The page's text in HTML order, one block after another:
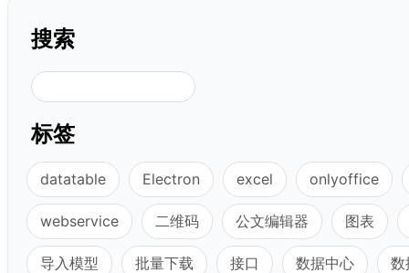
搜索
搜索
标签
datatable Electron excel onlyoffice
webservice 二维码 公文编辑器 图表
导入模型 批量下载 接口 数据中心 数